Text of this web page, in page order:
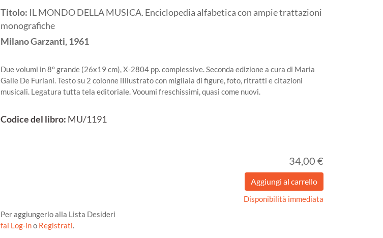
Titolo: IL MONDO DELLA MUSICA. Enciclopedia alfabetica con ampie trattazioni
monografiche
MilanoGarzanti,1961
Due volumi in 8° grande (26x19 cm), X-2804 pp. complessive. Seconda edizione a cura di Maria
Galle De Furlani. Testo su 2 colonne iIllustrato con migliaia di figure, foto, ritratti e citazioni
musicali. Legatura tutta tela editoriale. Vooumi freschissimi, quasi come nuovi.
Codice del libro: MU/1191
34,00 €
Disponibilità immediata
Per aggiungerlo alla Lista Desideri
fai Log-ino Registrati.